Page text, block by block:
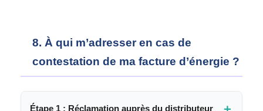
8. À qui m’adresser en cas de
contestation de ma facture d’énergie ?
Étape 1 : Réclamation auprès du distributeur